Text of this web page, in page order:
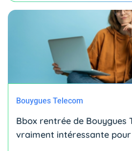
Bouygues Telecom
Bbox rentrée de Bouygues
vraiment intéressante